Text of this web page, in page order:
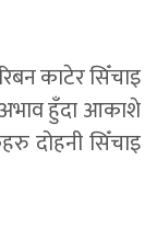
काटेर सिँचाइ
हुँदा आकाशे
दोहनी सिँचाइ